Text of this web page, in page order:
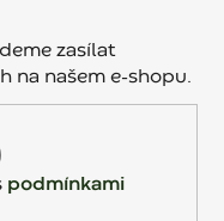
zasílat
na našem e-shopu.
podmínkami